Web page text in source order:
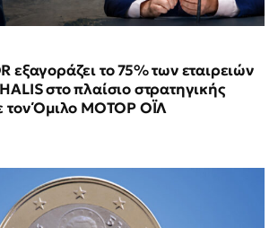
εξαγοράζει το 75% των εταιρειών
στο πλαίσιο στρατηγικής
τον Όμιλο ΜΟΤΟΡ ΟΪΛ